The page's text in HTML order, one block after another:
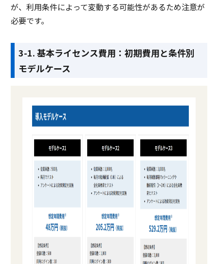
が、利用条件によって変動する可能性があるため注意が
必要です。
3-1. 基本ライセンス費用：初期費用と条件別
モデルケース